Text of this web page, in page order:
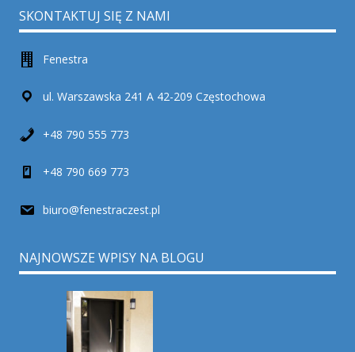
SKONTAKTUJ SIĘ Z NAMI
Fenestra
ul. Warszawska 241 A 42-209 Częstochowa
+48 790 555 773
+48 790 669 773
biuro@fenestraczest.pl
NAJNOWSZE WPISY NA BLOGU